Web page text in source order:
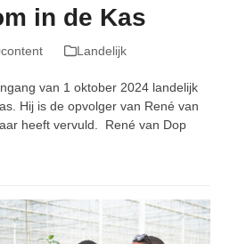
in de Kas
Landelijk
van 1 oktober 2024 landelijk
Hij is de opvolger van René van
heeft vervuld. René van Dop